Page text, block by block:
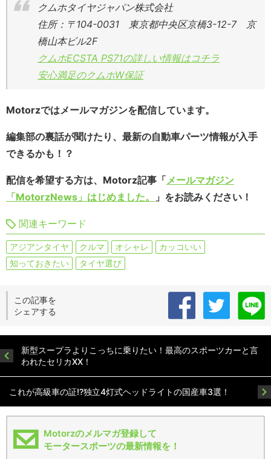
クムホタイヤジャパン株式会社
住所：〒104-0031 東京都中央区京橋3-12-7 京
橋山本ビル2F
クムホECSTA PS71の詳しい情報はコチラ
安心満足のクムホW保証
Motorzではメールマガジンを配信しています。
編集部の裏話が聞けたり、最新の自動車パーツ情報が入手
できるかも！？
配信を希望する方は、Motorz記事「メールマガジン
「MotorzNews」はじめました。
」をお読みください！
関連キーワード
アジアンタイヤ クルマ オシャレ
カッコいい
知っておきたい
タイヤ選び
この記事を
シェアする
新型スープラよりこっちに乗りたい！最高のスポーツカーと言
われたセリカXX！
これが高級車の証!?独立4灯式ヘッドライトの国産車3選！
Motorzのメルマガ登録して
モータースポーツの最新情報を！